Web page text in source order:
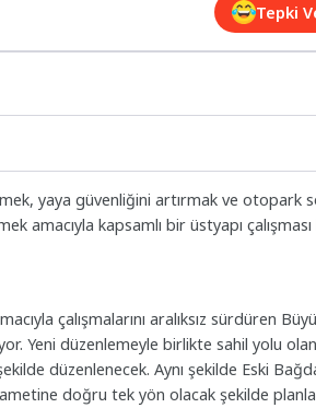
Tepki
yaya güvenliğini artırmak ve otopark
amacıyla kapsamlı bir üstyapı çalışması
çalışmalarını aralıksız sürdüren
Yeni düzenlemeyle birlikte sahil yolu
düzenlenecek. Aynı şekilde Eski
doğru tek yön olacak şekilde